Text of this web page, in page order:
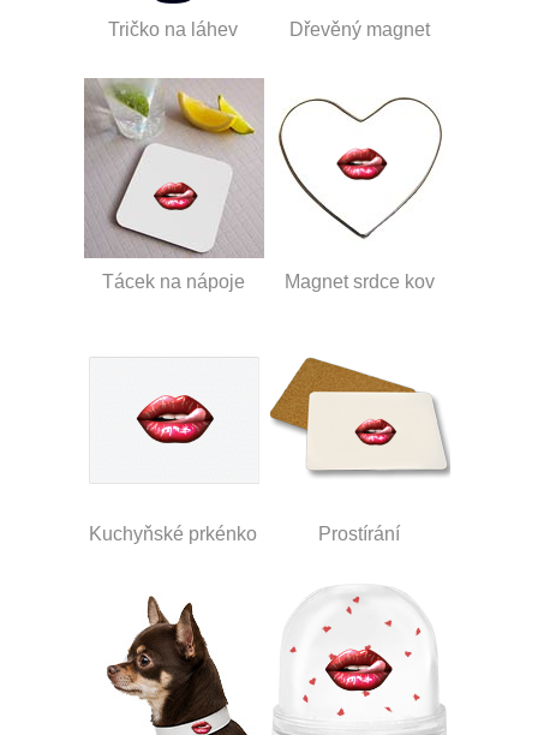
Tričko na láhev Dřevěný magnet
Tácek na nápoje Magnet srdce kov
Kuchyňské prkénko Prostírání